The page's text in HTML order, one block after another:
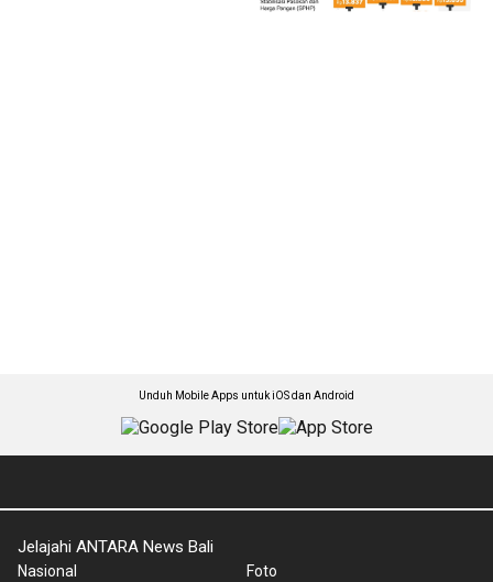
Unduh Mobile Apps untuk iOS dan Android
Jelajahi ANTARA News Bali
Nasional
Foto